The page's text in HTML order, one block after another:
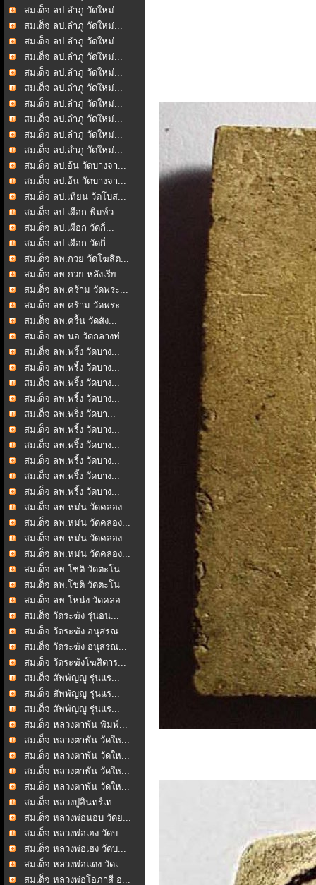
สมเด็จ ลป.ลำภู วัดใหม่...
สมเด็จ ลป.ลำภู วัดใหม่...
สมเด็จ ลป.ลำภู วัดใหม่...
สมเด็จ ลป.ลำภู วัดใหม่...
สมเด็จ ลป.ลำภู วัดใหม่...
สมเด็จ ลป.ลำภู วัดใหม่...
สมเด็จ ลป.ลำภู วัดใหม่...
สมเด็จ ลป.ลำภู วัดใหม่...
สมเด็จ ลป.ลำภู วัดใหม่...
สมเด็จ ลป.ลำภู วัดใหม่...
สมเด็จ ลป.อ้น วัดบางจา...
สมเด็จ ลป.อ้น วัดบางจา...
สมเด็จ ลป.เทียน วัดโบส...
สมเด็จ ลป.เผือก พิมพ์ว...
สมเด็จ ลป.เผือก วัดกิ่...
สมเด็จ ลป.เผือก วัดกิ่...
สมเด็จ ลพ.กวย วัดโฆสิต...
สมเด็จ ลพ.กวย หลังเรีย...
สมเด็จ ลพ.คร้าม วัดพระ...
สมเด็จ ลพ.คร้าม วัดพระ...
สมเด็จ ลพ.ครื้น วัดสัง...
สมเด็จ ลพ.นอ วัดกลางท่...
สมเด็จ ลพ.พริ้ง วัดบาง...
สมเด็จ ลพ.พริ้ง วัดบาง...
สมเด็จ ลพ.พริ้ง วัดบาง...
สมเด็จ ลพ.พริ้ง วัดบาง...
สมเด็จ ลพ.พริ่้ง วัดบา...
สมเด็จ ลพ.พริ้ง วัดบาง...
สมเด็จ ลพ.พริ้ง วัดบาง...
สมเด็จ ลพ.พริ้ง วัดบาง...
สมเด็จ ลพ.พริ้ง วัดบาง...
สมเด็จ ลพ.พริ้ง วัดบาง...
สมเด็จ ลพ.หม่น วัดคลอง...
สมเด็จ ลพ.หม่น วัดคลอง...
สมเด็จ ลพ.หม่น วัดคลอง...
สมเด็จ ลพ.หม่น วัดคลอง...
สมเด็จ ลพ.โชติ วัดตะโน...
สมเด็จ ลพ.โชติ วัดตะโน
สมเด็จ ลพ.โหน่ง วัดคลอ...
สมเด็จ วัดระฆัง รุ่นอน...
สมเด็จ วัดระฆัง อนุสรณ...
สมเด็จ วัดระฆัง อนุสรณ...
สมเด็จ วัดระฆังโฆสิตาร...
สมเด็จ สัพพัญญู รุ่นแร...
สมเด็จ สัพพัญญู รุ่นแร...
สมเด็จ สัพพัญญู รุ่นแร...
สมเด็จ หลวงตาพัน พิมพ์...
สมเด็จ หลวงตาพัน วัดให...
สมเด็จ หลวงตาพัน วัดให...
สมเด็จ หลวงตาพัน วัดให...
สมเด็จ หลวงตาพัน วัดให...
สมเด็จ หลวงปู่อินทร์เท...
สมเด็จ หลวงพ่อนอบ วัดย...
สมเด็จ หลวงพ่อเฮง วัดบ...
สมเด็จ หลวงพ่อเฮง วัดบ...
สมเด็จ หลวงพ่อแดง วัดเ...
สมเด็จ หลวงพ่อโอภาสี อ...